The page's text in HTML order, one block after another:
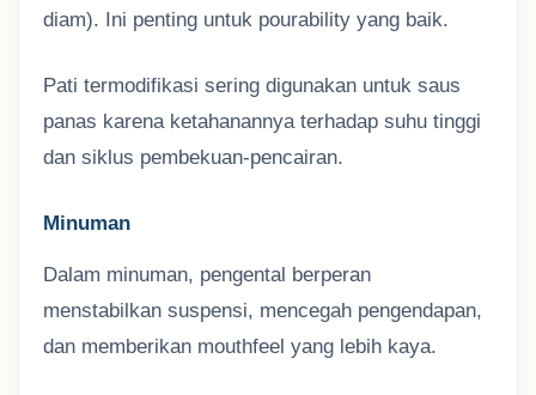
diam). Ini penting untuk pourability yang baik.
Pati termodifikasi sering digunakan untuk saus
panas karena ketahanannya terhadap suhu tinggi
dan siklus pembekuan-pencairan.
Minuman
Dalam minuman, pengental berperan
menstabilkan suspensi, mencegah pengendapan,
dan memberikan mouthfeel yang lebih kaya.